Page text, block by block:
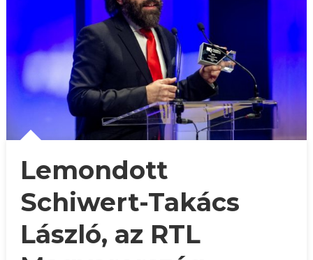
Lemondott
Schiwert-Takács
László, az RTL